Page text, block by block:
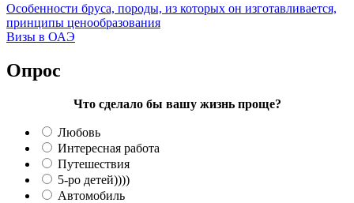
Особенности бруса, породы, из которых он изготавливается,
принципы ценообразования
Визы в ОАЭ
Опрос
Что сделало бы вашу жизнь проще?
Любовь
Интересная работа
Путешествия
5-ро детей))))
Автомобиль